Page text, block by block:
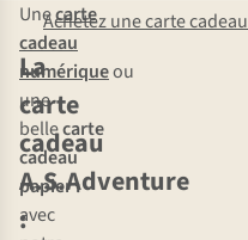
La
carte
cadeau
A.S.Adventure
:
Unecarte
cadeau
numériqueou
une
bellecarte
cadeau
papier:
avec
Achetez une carte cadeau